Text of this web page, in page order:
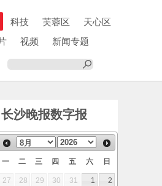
科技 芙蓉区
天心区
视频
新闻专题
长沙晚报数字报
一 二 三 四 五 六 日
27 28 29 30 31 1
2